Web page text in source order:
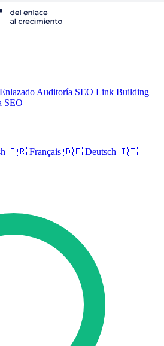
Auditoría SEO Link Building
SEO
🇫🇷 Français 🇩🇪 Deutsch 🇮🇹
Auditoría SEO